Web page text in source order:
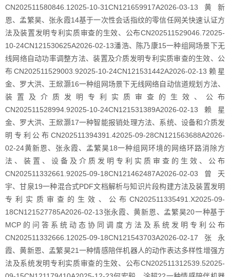
CN202511580846.12025-10-31CN121659917A2026-03-13黄新
恩、孟繁昊、张永霞14基于一次性会话指纹的零信任网关快速认证方
法及装置发明专利实质审查的生效、公布CN202511529046.72025-
10-24CN121530625A2026-02-13潘浩、陈乃康15一种组网场景下无
线网络自动功率调整方法、装置及介质发明专利实质审查的生效、公
布CN202511529003.92025-10-24CN121531442A2026-02-13赖星
金、罗大洪、王焮灏16一种组网场景下无线网络自动信道规划方法、
装置及介质发明专利实质审查的生效、公布
CN202511528994.92025-10-24CN121531389A2026-02-13赖星
金、罗大洪、王焮灏17一种智能报销处理方法、系统、设备和介质发
明专利公布CN202511394391.42025-09-28CN121563688A2026-
02-24黄新恩、张永霞、孟繁昊18一种组网环境的网络环路消除方
法、装置、设备及介质发明专利实质审查的生效、公布
CN202511332661.92025-09-18CN121462487A2026-02-03曾天
宇、甘泉19一种混合式PDF文档解析与知识片段构建方法及装置发明
专利实质审查的生效、公布CN202511335491.X2025-09-
18CN121527785A2026-02-13张永霞、黄新恩、孟繁昊20一种基于
MCP的问答系统动态协同调度方法及系统发明专利公布
CN202511332666.12025-09-18CN121543703A2026-02-17张永
霞、黄新恩、孟繁昊21一种情感陪伴机器人的动作表达多样性增强方
法及系统发明专利实质审查的生效、公布CN202511312539.52025-